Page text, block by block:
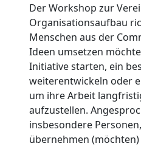
Der Workshop zur
Organisationsaufbau
Menschen aus der
Ideen umsetzen
Initiative starten, ein
weiterentwickeln oder
um ihre Arbeit
aufzustellen.
insbesondere
übernehmen